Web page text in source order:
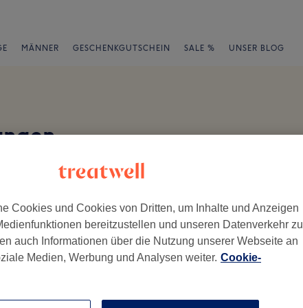
MÄNNER GESCHENKGUTSCHEIN SALE % UNSER BLOG
Cookies und Cookies von Dritten, um Inhalte und Anzeigen
bereitzustellen und unseren Datenverkehr zu
auch Informationen über die Nutzung unserer Webseite an
Medien, Werbung und Analysen weiter. Cookie-